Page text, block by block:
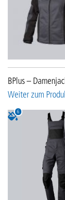
BPlus –
Weiter zum
6